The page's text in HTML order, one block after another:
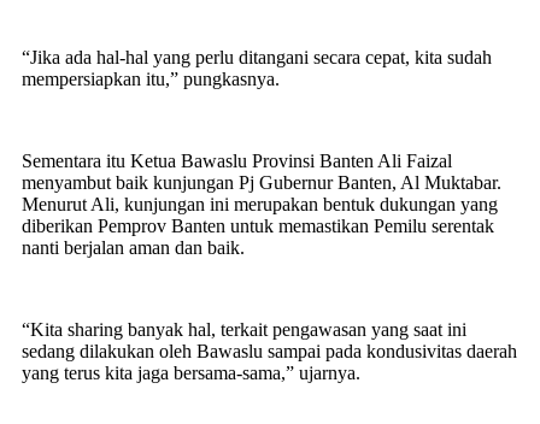
“Jika ada hal-hal yang perlu ditangani secara cepat, kita sudah
mempersiapkan itu,” pungkasnya.
Sementara itu Ketua Bawaslu Provinsi Banten Ali Faizal
menyambut baik kunjungan Pj Gubernur Banten, Al Muktabar.
Menurut Ali, kunjungan ini merupakan bentuk dukungan yang
diberikan Pemprov Banten untuk memastikan Pemilu serentak
nanti berjalan aman dan baik.
“Kita sharing banyak hal, terkait pengawasan yang saat ini
sedang dilakukan oleh Bawaslu sampai pada kondusivitas daerah
yang terus kita jaga bersama-sama,” ujarnya.